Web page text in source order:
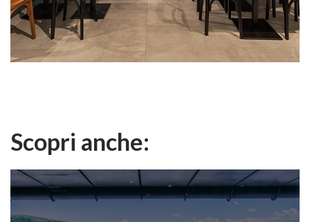
Scopri anche: